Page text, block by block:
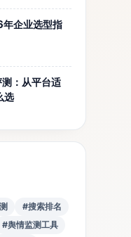
企业选型指
：从平台适
选
#搜索排名
#舆情监测工具